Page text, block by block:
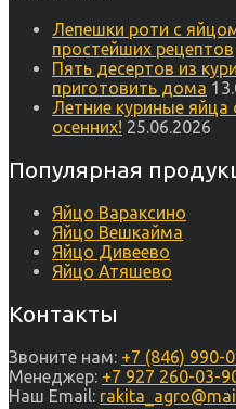
Лепешки роти с
простейших рецептов
Пять десертов из
приготовить дома
Летние куриные
осенних! 25.06.2026
Популярная
Яйцо Вараксино
Яйцо Вешкайма
Яйцо Дивеево
Яйцо Атяшево
Контакты
Звоните нам: +7 (846) 990-
Менеджер: +7 927 260-03-
Наш Email: